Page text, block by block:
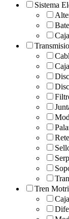
Sistema
Tren